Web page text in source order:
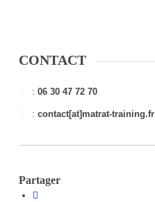
CONTACT
: 06 30 47 72 70
: contact[at]matrat-training.fr
Partager